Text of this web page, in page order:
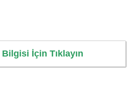
İçin Tıklayın